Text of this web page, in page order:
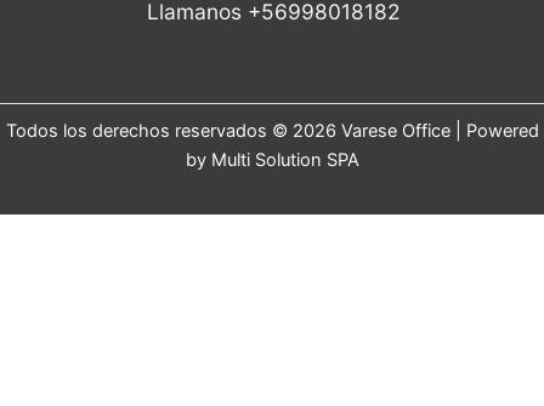
Llamanos +56998018182
Todos los derechos reservados © 2026 Varese Office | Powered
by Multi Solution SPA